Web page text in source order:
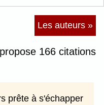
Les auteurs »
166 citations
prête à s'échapper